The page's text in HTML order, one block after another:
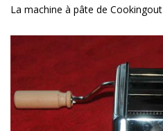
La machine à pâte de Cookingout